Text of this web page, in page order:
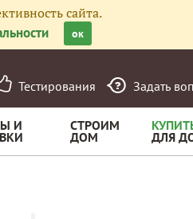
сайта.
ок
Тестирования Задать
И СТРОИМ
ДОМ ДЛЯ